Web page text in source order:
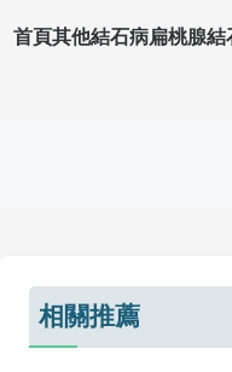
首頁其他結石病扁桃腺結
相關推薦